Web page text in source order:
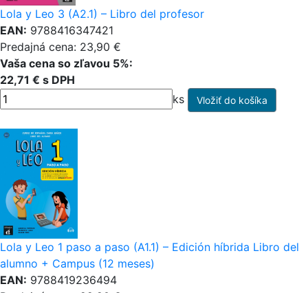
Lola y Leo 3 (A2.1) – Libro del profesor
EAN: 9788416347421
Predajná cena: 23,90 €
Vaša cena so zľavou 5%:
22,71 € s DPH
ks
Lola y Leo 1 paso a paso (A1.1) – Edición híbrida Libro del
alumno + Campus (12 meses)
EAN: 9788419236494